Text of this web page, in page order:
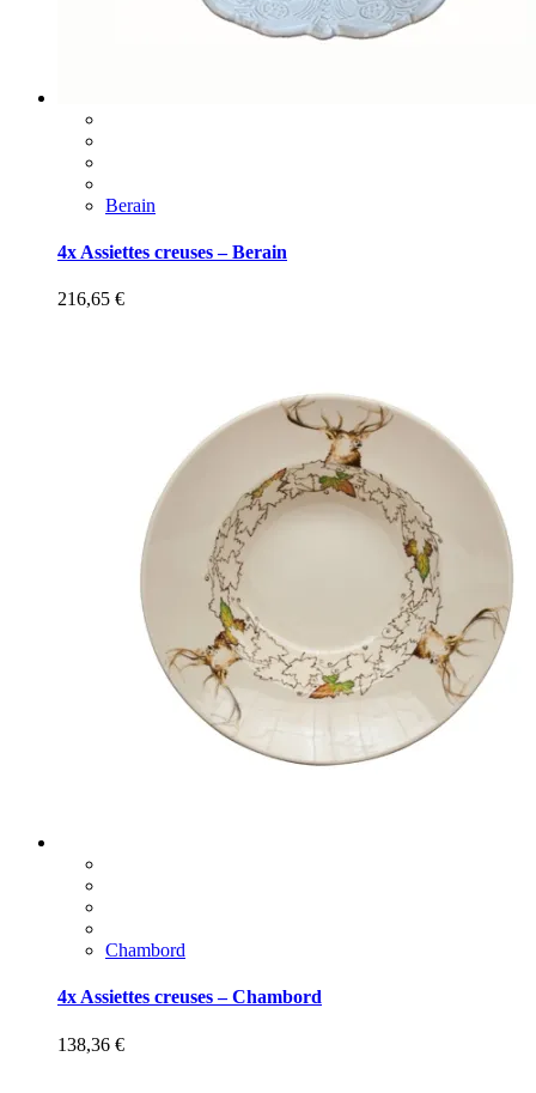
Berain
4x Assiettes creuses – Berain
216,65 €
Chambord
4x Assiettes creuses – Chambord
138,36 €